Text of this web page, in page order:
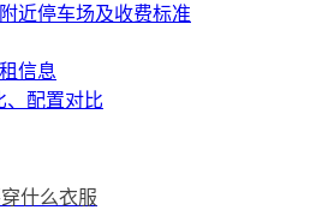
近停车场及收费标准
信息
、配置对比
什么衣服